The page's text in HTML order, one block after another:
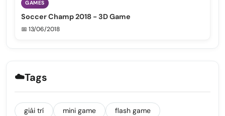
GAMES
Soccer Champ 2018 - 3D Game
📅 13/06/2018
☁️Tags
giải trí mini game
flash game